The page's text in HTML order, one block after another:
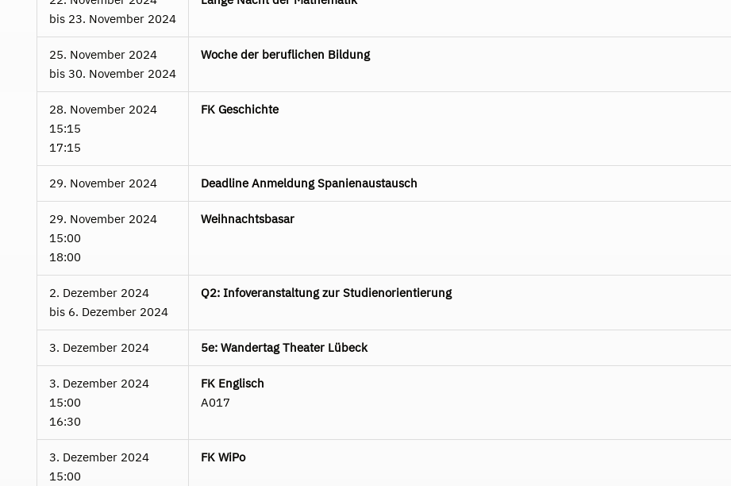
bis 23. November 2024
25. November 2024
bis 30. November 2024
Woche der beruflichen Bildung
28. November 2024
15:15
17:15
FK Geschichte
29. November 2024 Deadline Anmeldung Spanienaustausch
29. November 2024
15:00
18:00
Weihnachtsbasar
2. Dezember 2024
bis 6. Dezember 2024
Q2: Infoveranstaltung zur Studienorientierung
3. Dezember 2024 5e: Wandertag Theater Lübeck
3. Dezember 2024
15:00
16:30
FK Englisch
A017
3. Dezember 2024
15:00
FK WiPo